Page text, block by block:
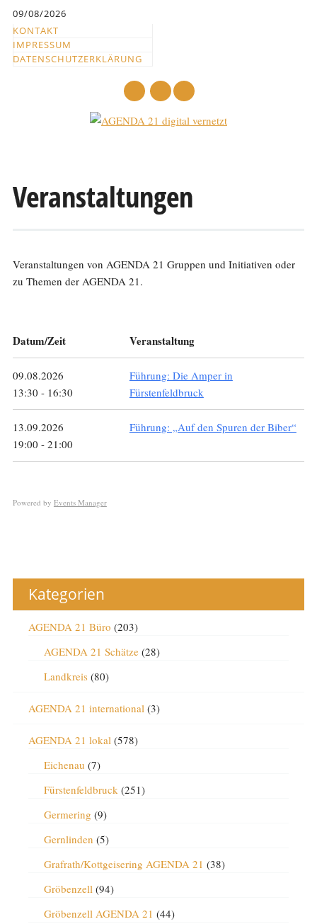
springen
09/08/2026
KONTAKT
IMPRESSUM
DATENSCHUTZERKLÄRUNG
zum
Veranstaltungen
Veranstaltungen von AGENDA 21 Gruppen und Initiativen oder
zu Themen der AGENDA 21.
Datum/Zeit Veranstaltung
09.08.2026
13:30 - 16:30
Führung: Die Amper in
Fürstenfeldbruck
13.09.2026
19:00 - 21:00
Führung: „Auf den Spuren der Biber“
Powered by Events Manager
Kategorien
AGENDA 21 Büro (203)
AGENDA 21 Schätze(28)
Landkreis(80)
AGENDA 21 international(3)
AGENDA 21 lokal(578)
Eichenau (7)
Fürstenfeldbruck(251)
Germering (9)
Gernlinden (5)
Grafrath/Kottgeisering AGENDA 21 (38)
Gröbenzell(94)
Gröbenzell AGENDA 21 (44)